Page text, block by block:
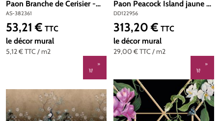
Paon Branche de Cerisier -
The Wall d'A.S. Création | Réf.
AS-382361
AS-382361
5,12 €TTC / m2
Prix régulier :
53,21 € TTC
le décor mural
Paon Peacock Island jaune -
Référence DD122956 -
Intissé 200g/m2 - 400 x
270 cm
DD122956
29,00 €TTC / m2
Prix régulier :
313,20 € TTC
le décor mural